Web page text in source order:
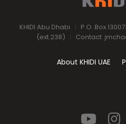
KHIDI Abu Dhabi P.O. Box
(ext.238)
Contact
About KHIDI UAE